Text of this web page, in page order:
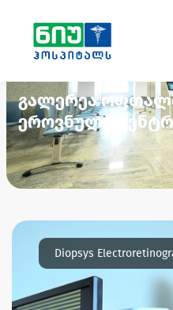
გალერეა
ეროვნული
Diopsys